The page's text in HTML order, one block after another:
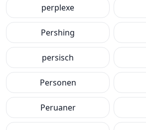
perplexe
Pershing
persisch
Personen
Peruaner